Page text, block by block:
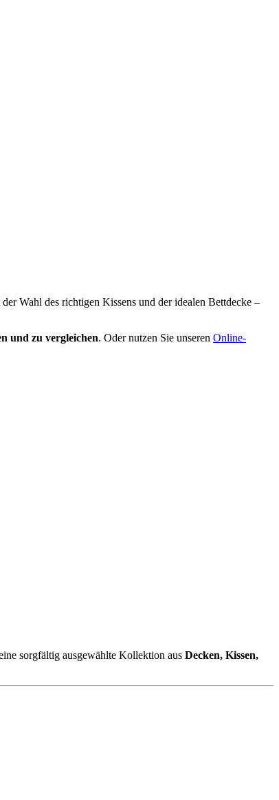
Wahl des richtigen Kissens und der idealen Bettdecke –
und zu vergleichen. Oder nutzen Sie unseren Online-
sorgfältig ausgewählte Kollektion aus Decken, Kissen,